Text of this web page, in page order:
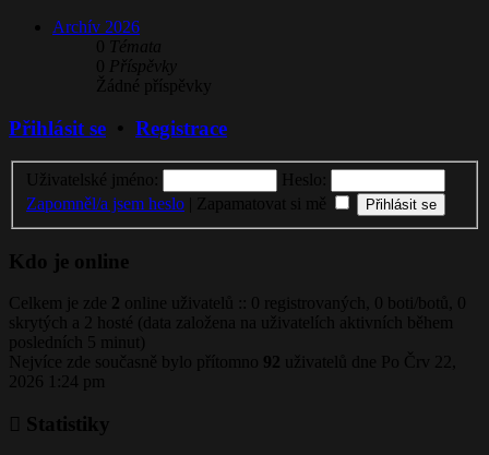
Archív 2026
0 Témata
0 Příspěvky
Žádné příspěvky
Přihlásit se • Registrace
Uživatelské jméno:
Heslo:
Zapomněl/a jsem heslo
Zapamatovat si mě
Kdo je online
Celkem je zde 2 online uživatelů :: 0 registrovaných, 0 boti/botů, 0
skrytých a 2 hosté (data založena na uživatelích aktivních během
posledních 5 minut)
Nejvíce zde současně bylo přítomno 92 uživatelů dne Po Črv 22,
2026 1:24 pm
Statistiky